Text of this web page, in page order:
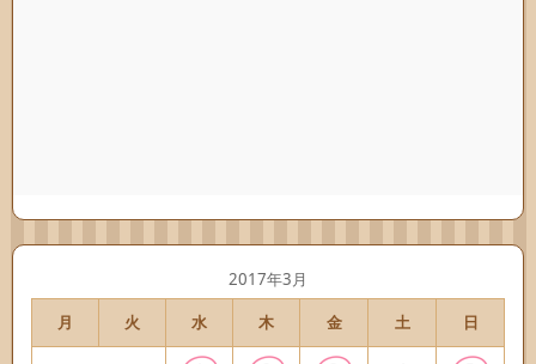
2017年3月
月
火 水 木 金 土 日